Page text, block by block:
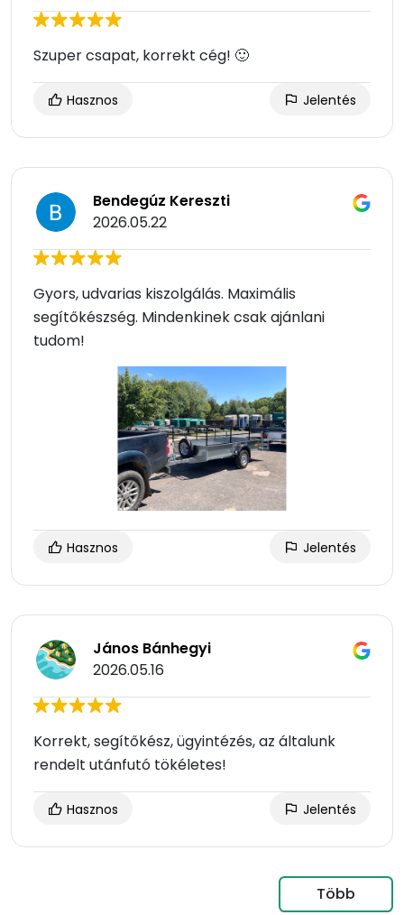
Szuper csapat, korrekt cég! 🙂
Hasznos Jelentés
Bendegúz Kereszti
2026.05.22
Gyors, udvarias kiszolgálás. Maximális
segítőkészség. Mindenkinek csak ajánlani
tudom!
Hasznos Jelentés
János Bánhegyi
2026.05.16
Korrekt, segítőkész, ügyintézés, az általunk
rendelt utánfutó tökéletes!
Hasznos Jelentés
Több